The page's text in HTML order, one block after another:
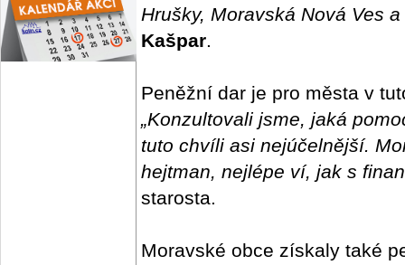
Hrušky, Moravská Nová Ves
Kašpar.
Peněžní dar je pro města v
„Konzultovali jsme, jaká
tuto chvíli asi nejúčelnější.
hejtman, nejlépe ví, jak s
starosta.
Moravské obce získaly také